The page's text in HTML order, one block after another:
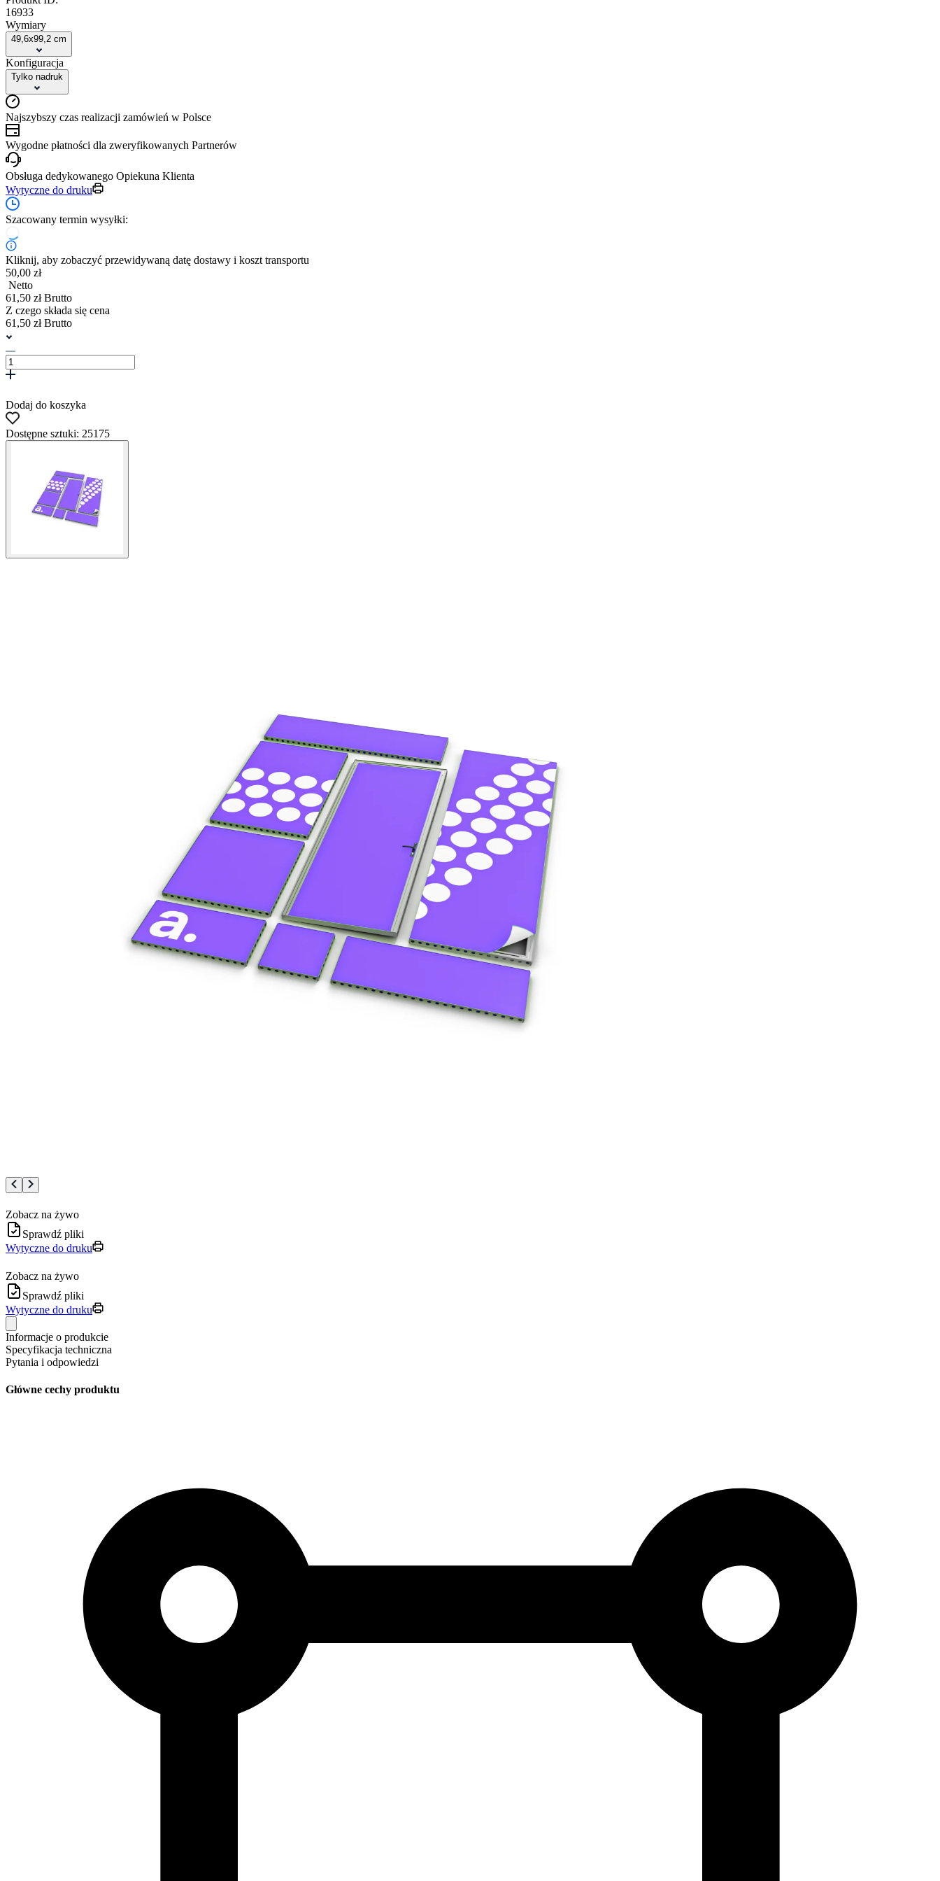
16933
Wymiary
49,6x99,2 cm
Konfiguracja
Tylko nadruk
Najszybszy czas realizacji zamówień w Polsce
Wygodne płatności dla zweryfikowanych Partnerów
Obsługa dedykowanego Opiekuna Klienta
Wytyczne do druku
Szacowany termin wysyłki:
Kliknij, aby zobaczyć przewidywaną datę dostawy i koszt transportu
50,00 zł
Netto
61,50 zł Brutto
Z czego składa się cena
61,50 zł Brutto
Dodaj do koszyka
Dostępne sztuki: 25175
Zobacz na żywo
Sprawdź pliki
Wytyczne do druku
Zobacz na żywo
Sprawdź pliki
Wytyczne do druku
Informacje o produkcie
Specyfikacja techniczna
Pytania i odpowiedzi
Główne cechy produktu